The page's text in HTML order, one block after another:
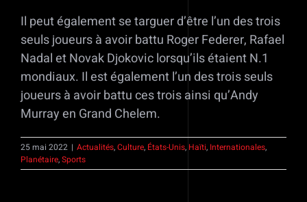
Il peut également se targuer d’être l’un des trois
seuls joueurs à avoir battu Roger Federer, Rafael
Nadal et Novak Djokovic lorsqu’ils étaient N.1
mondiaux. Il est également l’un des trois seuls
joueurs à avoir battu ces trois ainsi qu’Andy
Murray en Grand Chelem.
25 mai 2022 | Actualités,Culture, États-Unis, Haïti, Internationales,
Planétaire,Sports